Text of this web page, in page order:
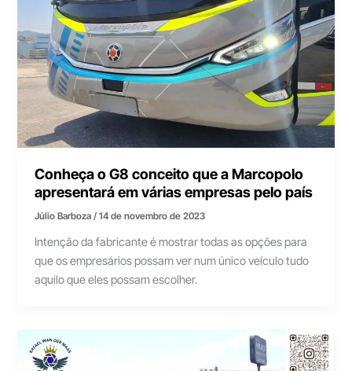
Conheça o G8 conceito que a Marcopolo
apresentará em várias empresas pelo país
Júlio Barboza/14 de novembro de 2023
Intenção da fabricante é mostrar todas as opções para
que os empresários possam ver num único veículo tudo
aquilo que eles possam escolher.